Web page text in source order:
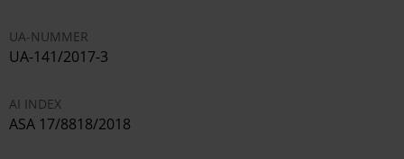
UA-NUMMER
UA-141/2017-3
AI INDEX
ASA 17/8818/2018